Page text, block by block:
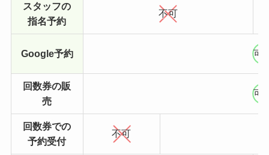
スタッフの
指名予約
不可
Google予約 可
回数券の販
売
可
回数券での
予約受付
不可